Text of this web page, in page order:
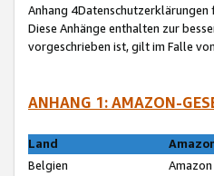
Anhang
Diese Anhänge enthalten zur
vorgeschrieben ist, gilt im Falle
ANHANG 1: AMAZON-
Land
Belgien
Amazon